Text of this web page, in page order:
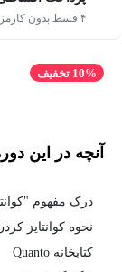
۴ قسط بدون کارمزد، ماهانه 0 تومان
10% تخفیف
آنچه در این
درک مفهوم
نحوه کوانتایز
کتابخانه Quanto